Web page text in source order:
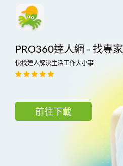
PRO360達人網 - 找專家
快找達人解決生活工作大小事
前往下載